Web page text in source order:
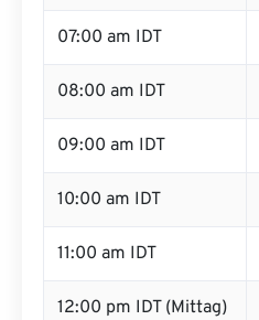
07:00 am IDT
08:00 am IDT
09:00 am IDT
10:00 am IDT
11:00 am IDT
12:00 pm IDT (Mittag)